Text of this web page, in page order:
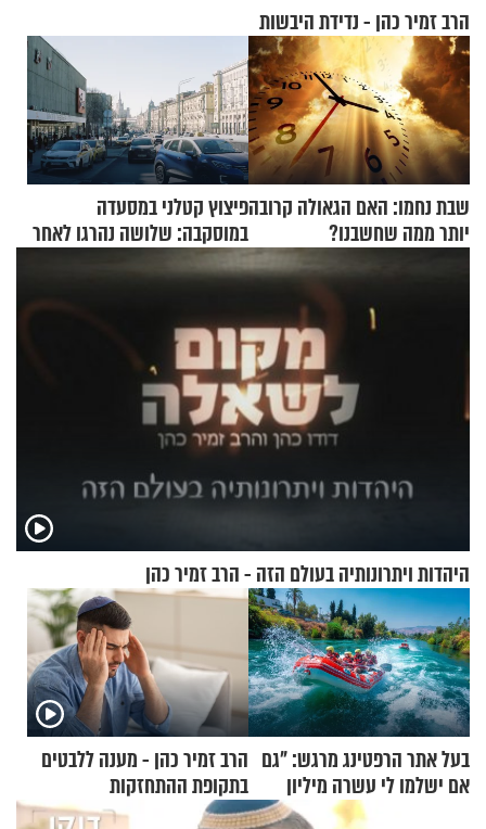
הרב זמיר כהן - נדידת היבשות
שבת נחמו: האם הגאולה קרובה
יותר ממה שחשבנו?
פיצוץ קטלני במסעדה
במוסקבה: שלושה נהרגו לאחר
שמטען שנשאה אישה התפוצץ
היהדות ויתרונותיה בעולם הזה - הרב זמיר כהן
בעל אתר הרפטינג מרגש: "גם
אם ישלמו לי עשרה מיליון
שקלים - לא אפתח בשבת"
הרב זמיר כהן - מענה ללבטים
בתקופת ההתחזקות